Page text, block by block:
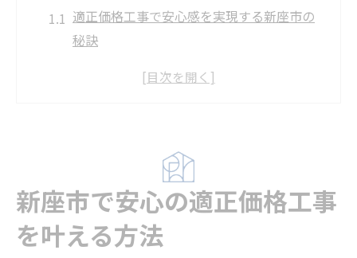
適正価格工事で安心感を実現する新座市の
秘訣
新座市のリフォーム会社選びと適正価格工
悪質業者を見抜く新座市での適正価格工事
対策
信頼できる工事先と適正価格工事の選び方
適正価格工事実現のための新座市補助金活用術
新座市で安心の適正価格工事
を叶える方法